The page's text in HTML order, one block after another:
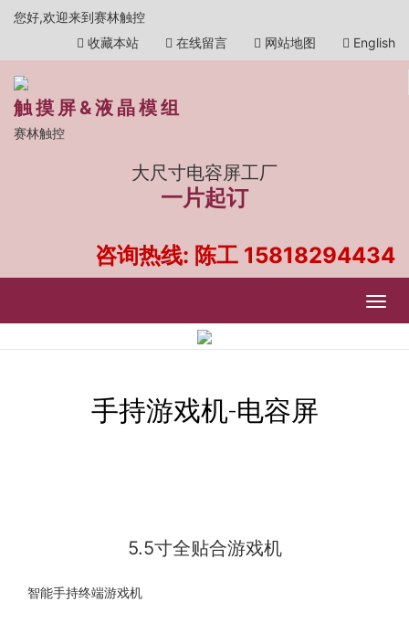
您好,欢迎来到赛林触控
收藏本站
在线留言 网站地图 English
触摸屏&液晶模组
赛林触控
大尺寸电容屏工厂
一片起订
咨询热线: 陈工 15818294434
手持游戏机-电容屏
5.5寸全贴合游戏机
智能手持终端游戏机